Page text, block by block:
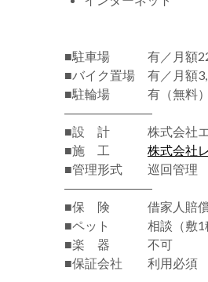
■駐車場 有／月額
■バイク置場 有／月額
■駐輪場 有（無料）
―――――――
■設 計 株式会社エフ
■施 工 株式会社
■管理形式 巡回管理
―――――――
■保 険 借家人賠償責
■ペット 相談（敷1
■楽 器 不可
■保証会社 利用必須